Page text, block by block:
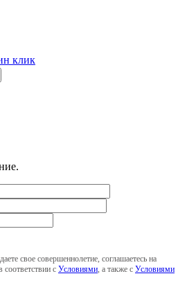
клик
свое совершеннолетие, соглашаетесь на
с Условиями , а также с Условиями